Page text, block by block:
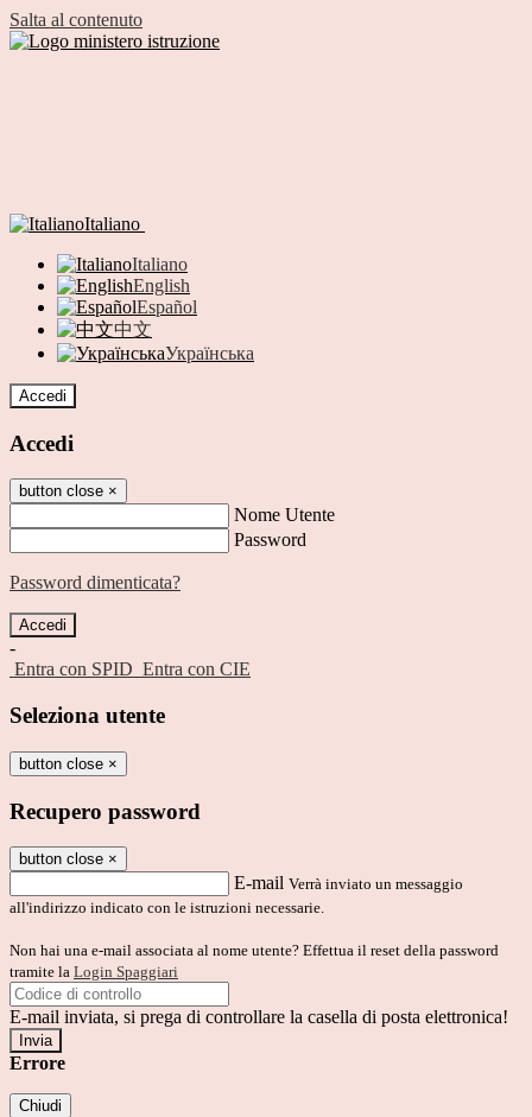
Salta al contenuto
Italiano
Italiano
English
Español
中文
Українська
Accedi
Accedi
button close ×
Nome Utente
Password
Password dimenticata?
-
Entra con SPID Entra con CIE
Seleziona utente
button close ×
Recupero password
button close ×
E-mail Verrà inviato un messaggio
all'indirizzo indicato con le istruzioni necessarie.
Non hai una e-mail associata al nome utente? Effettua il reset della password
tramite la Login Spaggiari
E-mail inviata, si prega di controllare la casella di posta elettronica!
Errore
Chiudi